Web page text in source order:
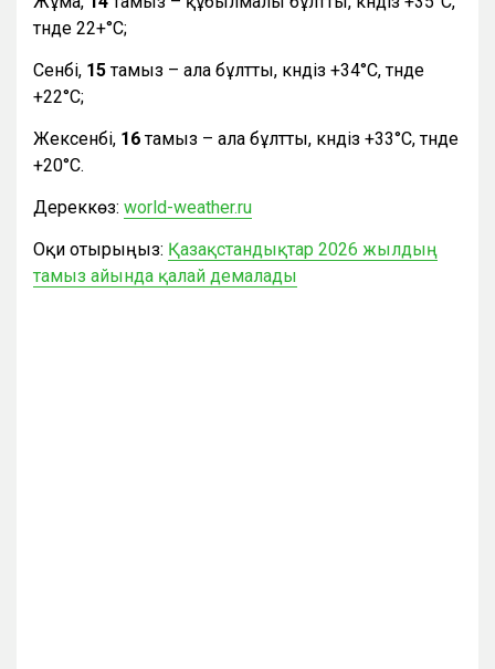
түнде 22+°С;
Сенбі, 15тамыз – ала бұлтты, күндіз +34°С, түнде
+22°С;
Жексенбі, 16тамыз – ала бұлтты, күндіз +33°С, түнде
+20°С.
Дереккөз: world-weather.ru
Оқи отырыңыз: Қазақстандықтар 2026 жылдың
тамыз айында қалай демалады